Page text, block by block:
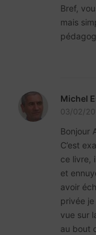
Bref,
mais
Michel
03/02/
Bonjour
C’est
ce livre,
et
avoir
privée
vue sur
au bout